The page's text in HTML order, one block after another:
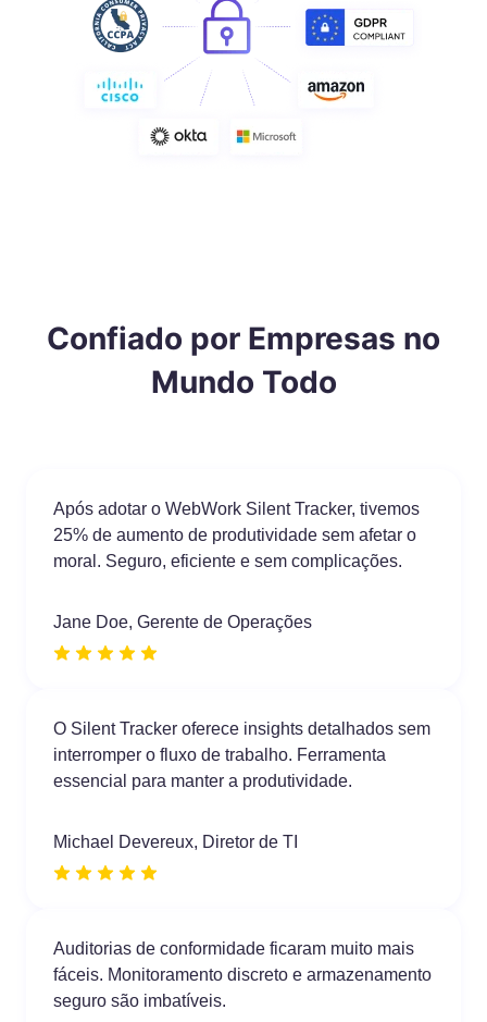
Confiado por Empresas no
Mundo Todo
Após adotar o WebWork Silent Tracker, tivemos
25% de aumento de produtividade sem afetar o
moral. Seguro, eficiente e sem complicações.
Jane Doe, Gerente de Operações
O Silent Tracker oferece insights detalhados sem
interromper o fluxo de trabalho. Ferramenta
essencial para manter a produtividade.
Michael Devereux, Diretor de TI
Auditorias de conformidade ficaram muito mais
fáceis. Monitoramento discreto e armazenamento
seguro são imbatíveis.